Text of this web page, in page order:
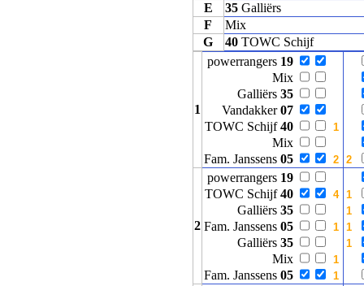
E
35 Galliërs
F
Mix
G
40 TOWC Schijf
1
powerrangers 19
Mix
Galliërs 35
Vandakker07
TOWC Schijf40
Mix
Fam. Janssens 05
2
powerrangers 19
TOWC Schijf40
Galliërs 35
Fam. Janssens 05
Galliërs 35
Mix
Fam. Janssens 05